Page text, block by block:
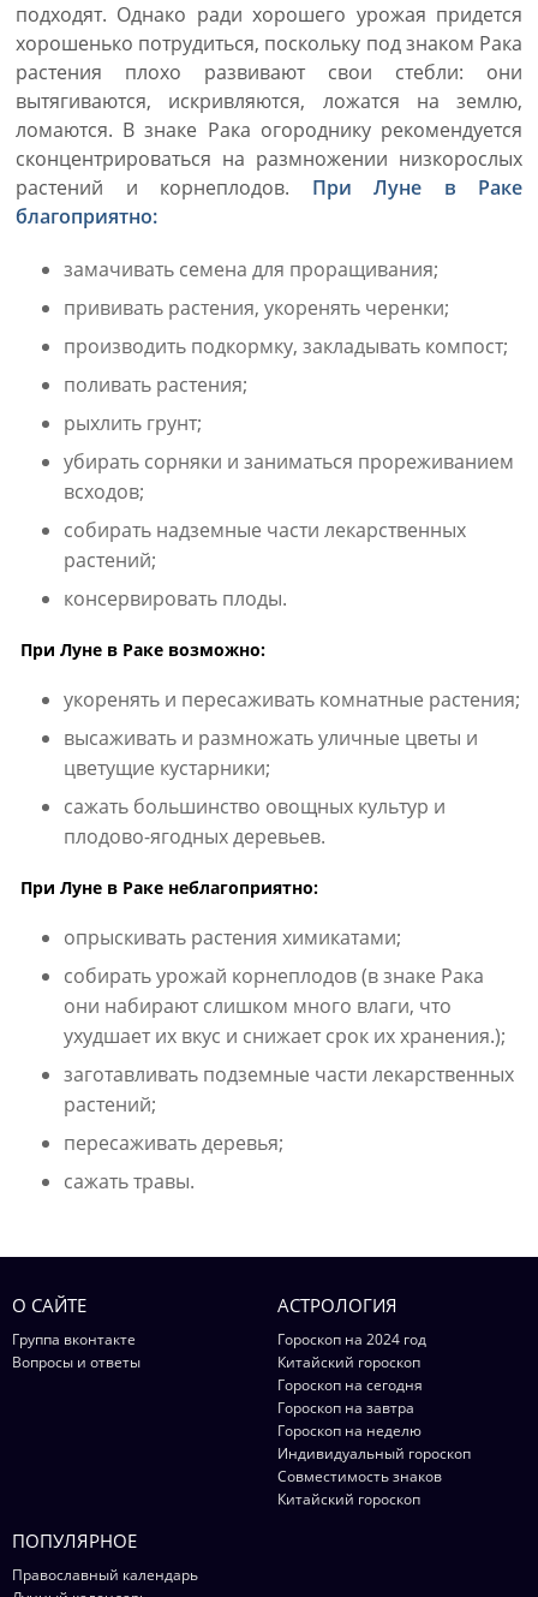
подходят. Однако ради хорошего урожая придется
хорошенько потрудиться, поскольку под знаком Рака
растения плохо развивают свои стебли: они
вытягиваются, искривляются, ложатся на землю,
ломаются. В знаке Рака огороднику рекомендуется
сконцентрироваться на размножении низкорослых
растений и корнеплодов. При Луне в Раке
благоприятно:
замачивать семена для проращивания;
прививать растения, укоренять черенки;
производить подкормку, закладывать компост;
поливать растения;
рыхлить грунт;
убирать сорняки и заниматься прореживанием
всходов;
собирать надземные части лекарственных
растений;
консервировать плоды.
При Луне в Раке возможно:
укоренять и пересаживать комнатные растения;
высаживать и размножать уличные цветы и
цветущие кустарники;
сажать большинство овощных культур и
плодово-ягодных деревьев.
При Луне в Раке неблагоприятно:
опрыскивать растения химикатами;
собирать урожай корнеплодов (в знаке Рака
они набирают слишком много влаги, что
ухудшает их вкус и снижает срок их хранения.);
заготавливать подземные части лекарственных
растений;
пересаживать деревья;
сажать травы.
О САЙТЕ
Группа вконтакте
Вопросы и ответы
АСТРОЛОГИЯ
Гороскоп на 2024 год
Китайский гороскоп
Гороскоп на сегодня
Гороскоп на завтра
Гороскоп на неделю
Индивидуальный гороскоп
Совместимость знаков
Китайский гороскоп
ПОПУЛЯРНОЕ
Православный календарь